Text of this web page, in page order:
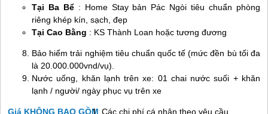
Tại Ba Bể : Home Stay bản Pác Ngòi tiêu chuẩn phòng
riêng khép kín, sạch, đẹp
Tại Cao Bằng : KS Thành Loan hoặc tương đương
Bảo hiểm trải nghiệm tiêu chuẩn quốc tế (mức đền bù tối đa
là 20.000.000vnd/vụ).
Nước uống, khăn lạnh trên xe: 01 chai nước suối + khăn
lạnh / người/ ngày phục vụ trên xe
Giá KHÔNG BAO GỒM Các chi phí cá nhân theo yêu cầu.